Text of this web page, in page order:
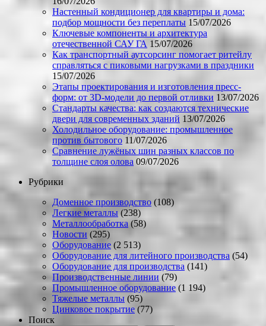
Настенный кондиционер для квартиры и дома:
подбор мощности без переплаты 15/07/2026
Ключевые компоненты и архитектура
отечественной САУ ГА 15/07/2026
Как транспортный аутсорсинг помогает ритейлу
справляться с пиковыми нагрузками в праздники
15/07/2026
Этапы проектирования и изготовления пресс-
форм: от 3D-модели до первой отливки 13/07/2026
Стандарты качества: как создаются технические
двери для современных зданий 13/07/2026
Холодильное оборудование: промышленное
против бытового 11/07/2026
Сравнение лужёных шин разных классов по
толщине слоя олова 09/07/2026
Рубрики
Доменное производство (108)
Легкие металлы (238)
Металлообработка (58)
Новости (295)
Оборудование (2 513)
Оборудование для литейного производства (54)
Оборудование для производства (141)
Производственные линии (79)
Промышленное оборудование (1 194)
Тяжелые металлы (95)
Цинковое покрытие (77)
Поиск